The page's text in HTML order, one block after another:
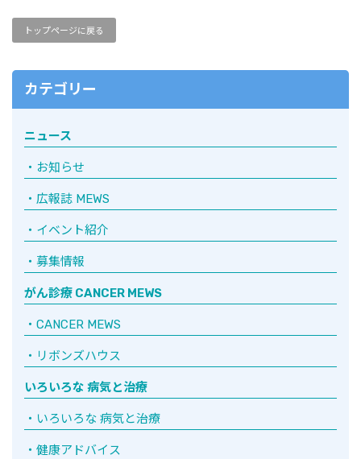
トップページに戻る
カテゴリー
ニュース
お知らせ
広報誌 MEWS
イベント紹介
募集情報
がん診療 CANCER MEWS
CANCER MEWS
リボンズハウス
いろいろな 病気と治療
いろいろな 病気と治療
健康アドバイス